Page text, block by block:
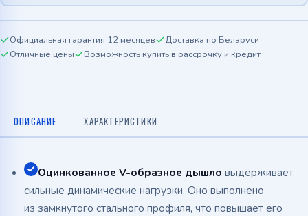
Официальная гарантия 12 месяцев
Доставка по Беларуси
Отличные цены
Возможность купить в рассрочку и кредит
ОПИСАНИЕ ХАРАКТЕРИСТИКИ
ОцинкованноеV-образное дышло выдерживает
сильные динамические нагрузки. Оно выполнено
из замкнутого стального профиля, что повышает его